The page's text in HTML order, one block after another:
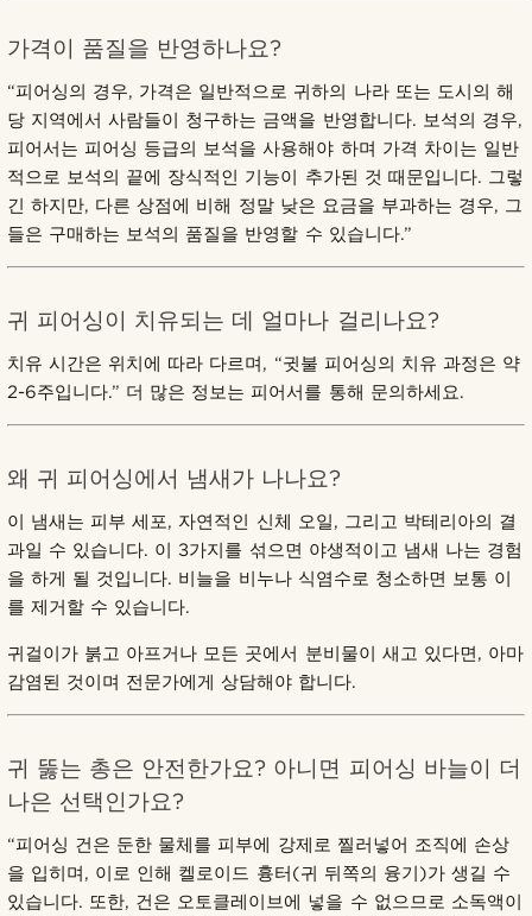
가격이 품질을 반영하나요?
“피어싱의 경우, 가격은 일반적으로 귀하의 나라 또는 도시의 해
당 지역에서 사람들이 청구하는 금액을 반영합니다. 보석의 경우,
피어서는 피어싱 등급의 보석을 사용해야 하며 가격 차이는 일반
적으로 보석의 끝에 장식적인 기능이 추가된 것 때문입니다. 그렇
긴 하지만, 다른 상점에 비해 정말 낮은 요금을 부과하는 경우, 그
들은 구매하는 보석의 품질을 반영할 수 있습니다.”
귀 피어싱이 치유되는 데 얼마나 걸리나요?
치유 시간은 위치에 따라 다르며, “귓불 피어싱의 치유 과정은 약
2-6주입니다.” 더 많은 정보는 피어서를 통해 문의하세요.
왜 귀 피어싱에서 냄새가 나나요?
이 냄새는 피부 세포, 자연적인 신체 오일, 그리고 박테리아의 결
과일 수 있습니다. 이 3가지를 섞으면 야생적이고 냄새 나는 경험
을 하게 될 것입니다. 비늘을 비누나 식염수로 청소하면 보통 이
를 제거할 수 있습니다.
귀걸이가 붉고 아프거나 모든 곳에서 분비물이 새고 있다면, 아마
감염된 것이며 전문가에게 상담해야 합니다.
귀 뚫는 총은 안전한가요? 아니면 피어싱 바늘이 더
나은 선택인가요?
“피어싱 건은 둔한 물체를 피부에 강제로 찔러넣어 조직에 손상
을 입히며, 이로 인해 켈로이드 흉터(귀 뒤쪽의 융기)가 생길 수
있습니다. 또한, 건은 오토클레이브에 넣을 수 없으므로 소독액이